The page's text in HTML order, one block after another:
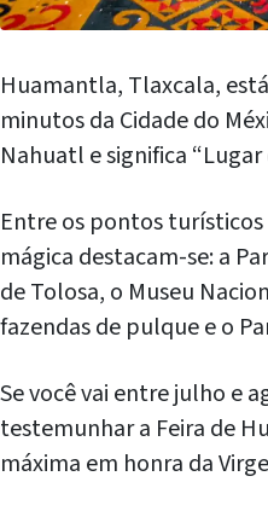
Huamantla, Tlaxcala,
minutos da Cidade do
Nahuatl e significa
Entre os pontos
mágica destacam-se: a
de Tolosa, o Museu
fazendas de pulque e o
Se você vai entre julho e
testemunhar a Feira de
máxima em honra da